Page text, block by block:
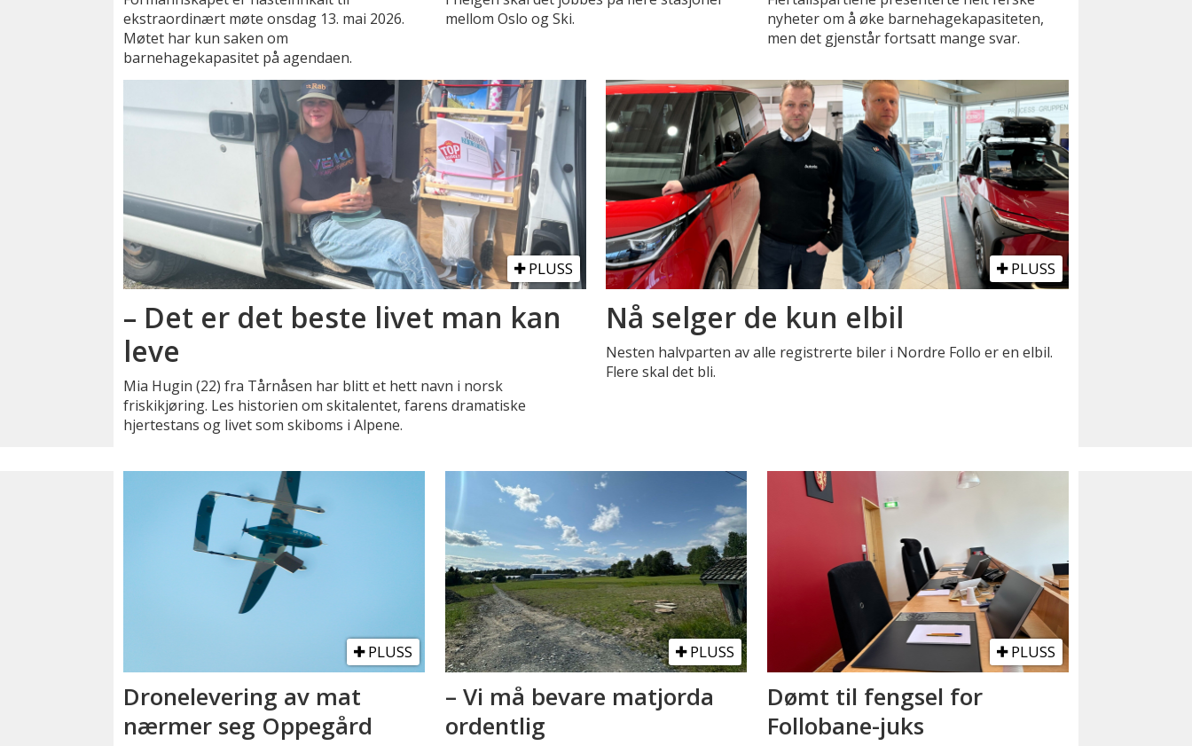
ekstraordinært møte onsdag 13. mai 2026.
Møtet har kun saken om
barnehagekapasitet på agendaen.
mellom Oslo og Ski.
nyheter om å øke barnehagekapasiteten,
men det gjenstår fortsatt mange svar.
PLUSS
– Det er det beste livet man kan
leve
Mia Hugin (22) fra Tårnåsen har blitt et hett navn i norsk
friskikjøring. Les historien om skitalentet, farens dramatiske
hjertestans og livet som skiboms i Alpene.
PLUSS
Nå selger de kun elbil
Nesten halvparten av alle registrerte biler i Nordre Follo er en elbil.
Flere skal det bli.
PLUSS
Dronelevering av mat
nærmer seg Oppegård
PLUSS
– Vi må bevare matjorda
ordentlig
PLUSS
Dømt til fengsel for
Follobane-juks